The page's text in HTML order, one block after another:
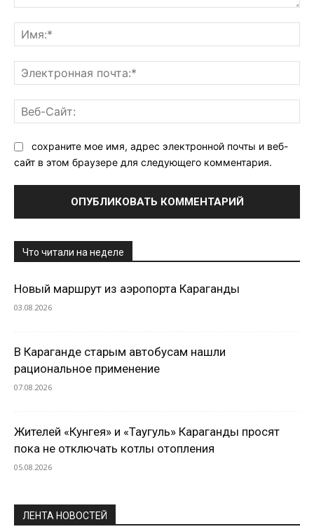
сохраните мое имя, адрес электронной почты и веб-
сайт в этом браузере для следующего комментария.
Что читали на неделе
Новый маршрут из аэропорта Караганды
03.08.2026
В Караганде старым автобусам нашли
рациональное применение
07.08.2026
Жителей «Кунгея» и «Таугуль» Караганды просят
пока не отключать котлы отопления
05.08.2026
ЛЕНТА НОВОСТЕЙ